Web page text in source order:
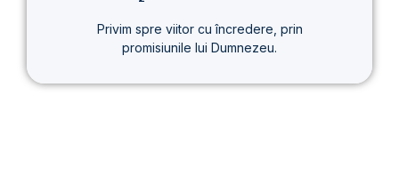
Privim spre viitor cu încredere, prin
promisiunile lui Dumnezeu.